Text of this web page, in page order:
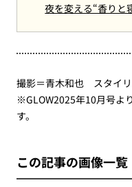
夜を変える“香りと
撮影＝青木和也 スタイリ
※GLOW2025年10月号よ
す。
この記事の画像一覧